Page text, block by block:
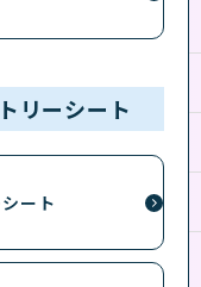
リーシート
ート